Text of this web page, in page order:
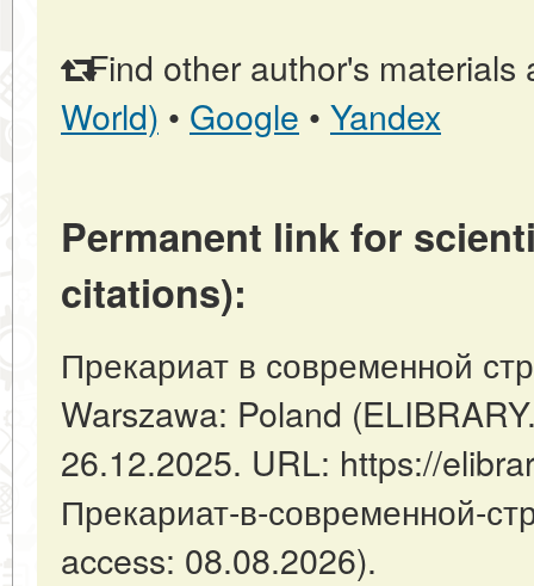
Find other author's materials
World) • Google • Yandex
Permanent link for
citations):
Прекариат в современной
Warszawa: Poland
26.12.2025. URL: https://
Прекариат-в-современной-
access: 08.08.2026).